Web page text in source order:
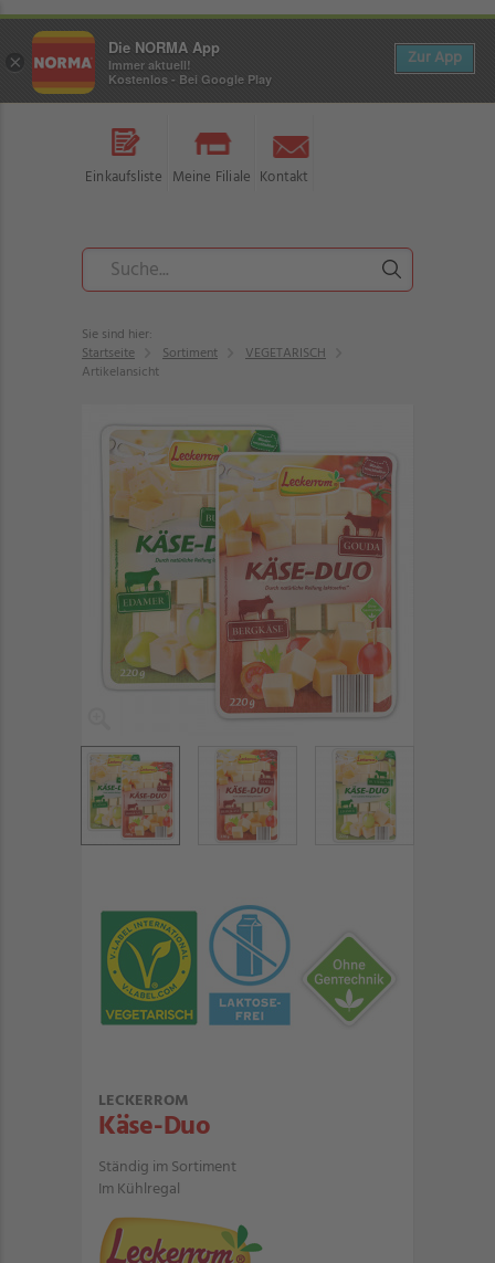
Einkaufsliste Meine Filiale Kontakt
Sie sind hier:
Startseite
Sortiment
VEGETARISCH
Artikelansicht
LECKERROM
Käse-Duo
Ständig im Sortiment
Im Kühlregal
×
Die NORMA App
Immer aktuell!
Kostenlos - Bei Google Play
Zur App